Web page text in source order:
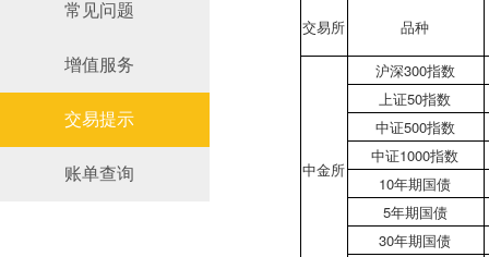
常见问题
增值服务
交易提示
账单查询
交易所 品种
中金所
沪深300指数
上证50指数
中证500指数
中证1000指数
10年期国债
5年期国债
30年期国债